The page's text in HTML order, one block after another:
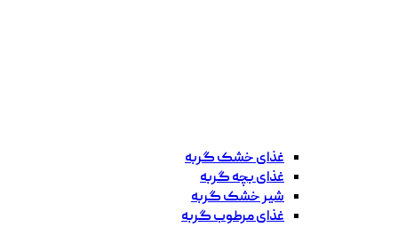
غذای خشک گربه
غذای بچه گربه
شیر خشک گربه
غذای مرطوب گربه